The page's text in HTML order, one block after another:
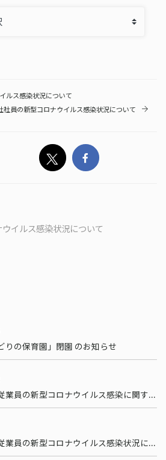
ルス感染状況について
社員の新型コロナウイルス感染状況について
イルス感染状況について
りの保育園」閉園 のお知らせ
当社社員・従業員の新型コロナウイルス感染に関するお知らせ
当社社員・従業員の新型コロナウイルス感染状況について